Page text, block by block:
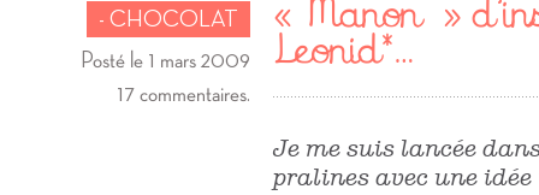
- CHOCOLAT
Posté le 1 mars 2009
17 commentaires.
« Manon »
Leonid*…
Je me suis lancée
pralines avec une idée